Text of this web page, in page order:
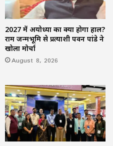
2027 में अयोध्या का क्या होगा हाल?
राम जन्मभूमि से प्रत्याशी पवन पांडे ने
खोला मोर्चा
August 8, 2026